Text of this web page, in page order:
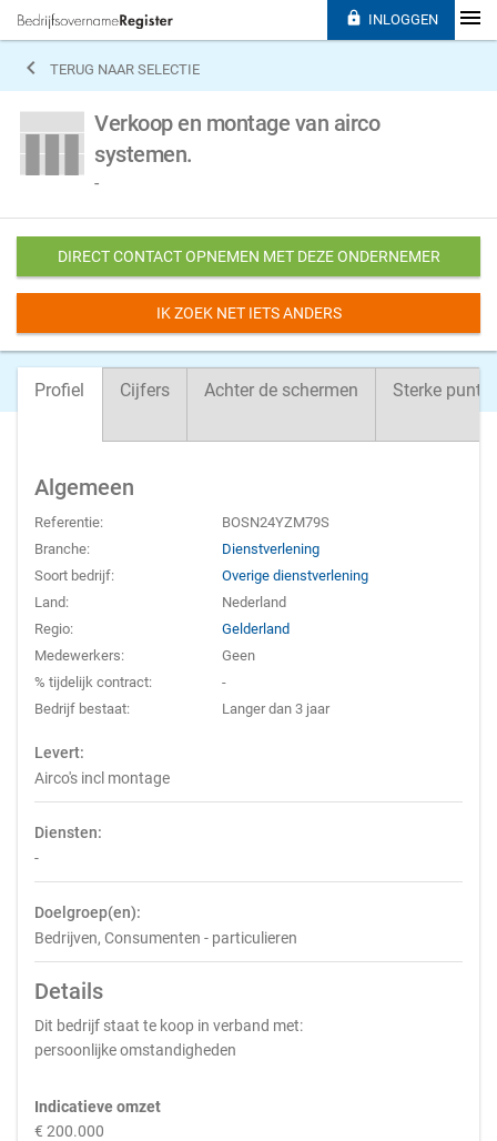
 TERUG NAAR SELECTIE
Verkoop en montage van airco
systemen.
-
DIRECT CONTACT OPNEMEN MET DEZE ONDERNEMER
IK ZOEK NET IETS ANDERS
Profiel Cijfers Achter de schermen Sterke
Algemeen
Referentie:
BOSN24YZM79S
Branche:
Dienstverlening
Soort bedrijf:
Overige dienstverlening
Land:
Nederland
Regio:
Gelderland
Medewerkers:
Geen
% tijdelijk contract:
-
Bedrijf bestaat:
Langer dan 3 jaar
Levert:
Airco's incl montage
Diensten:
-
Doelgroep(en):
Bedrijven, Consumenten - particulieren
Details
Dit bedrijf staat te koop in verband met:
persoonlijke omstandigheden
Indicatieve omzet
€ 200.000
 INLOGGEN